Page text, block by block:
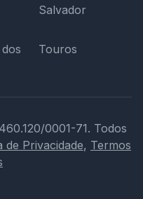
Salvador
Touros
0001-71. Todos
de Privacidade, Termos